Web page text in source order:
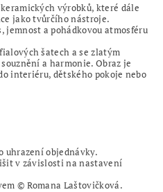
výrobků, které dále
jako tvůrčího nástroje.
jemnost a pohádkovou atmosféru
šatech a se zlatým
a harmonie. Obraz je
interiéru, dětského pokoje nebo
uhrazení objednávky.
v závislosti na nastavení
© Romana Laštovičková.